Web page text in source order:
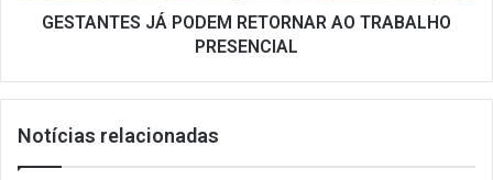
GESTANTES JÁ PODEM RETORNAR AO TRABALHO
PRESENCIAL
Notícias relacionadas